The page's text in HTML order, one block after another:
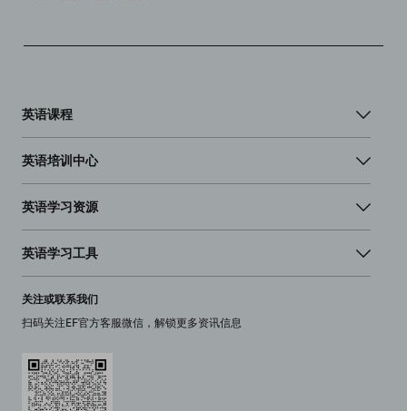
英语课程
英语培训中心
英语学习资源
英语学习工具
关注或联系我们
扫码关注EF官方客服微信，解锁更多资讯信息